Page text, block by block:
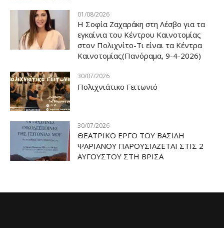
01/08/2026
Η Σοφία Ζαχαράκη στη Λέσβο για τα
εγκαίνια του Κέντρου Καινοτομίας
στον Πολιχνίτο-Τι είναι τα Κέντρα
Καινοτομίας(Πανόραμα, 9-4-2026)
30/07/2026
Πολιχνιάτικο Γειτωνιό
30/07/2026
ΘΕΑΤΡΙΚΟ ΕΡΓΟ ΤΟΥ ΒΑΣΙΛΗ
ΨΑΡΙΑΝΟΥ ΠΑΡΟΥΣΙΑΖΕΤΑΙ ΣΤΙΣ 2
ΑΥΓΟΥΣΤΟΥ ΣΤΗ ΒΡΙΣΑ